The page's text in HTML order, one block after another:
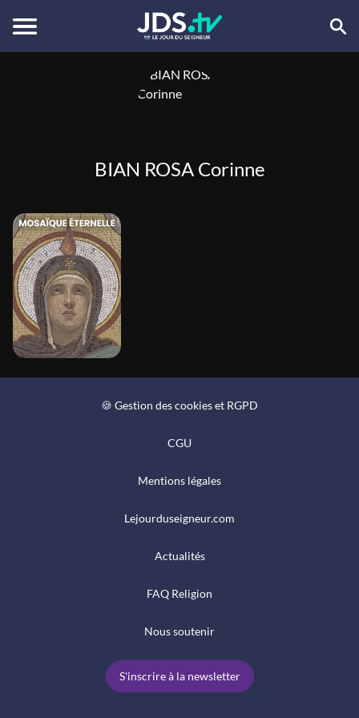
BIAN ROSA Corinne
🍪 Gestion des cookies et RGPD
CGU
Mentions légales
Lejourduseigneur.com
Actualités
FAQ Religion
Nous soutenir
S'inscrire à la newsletter